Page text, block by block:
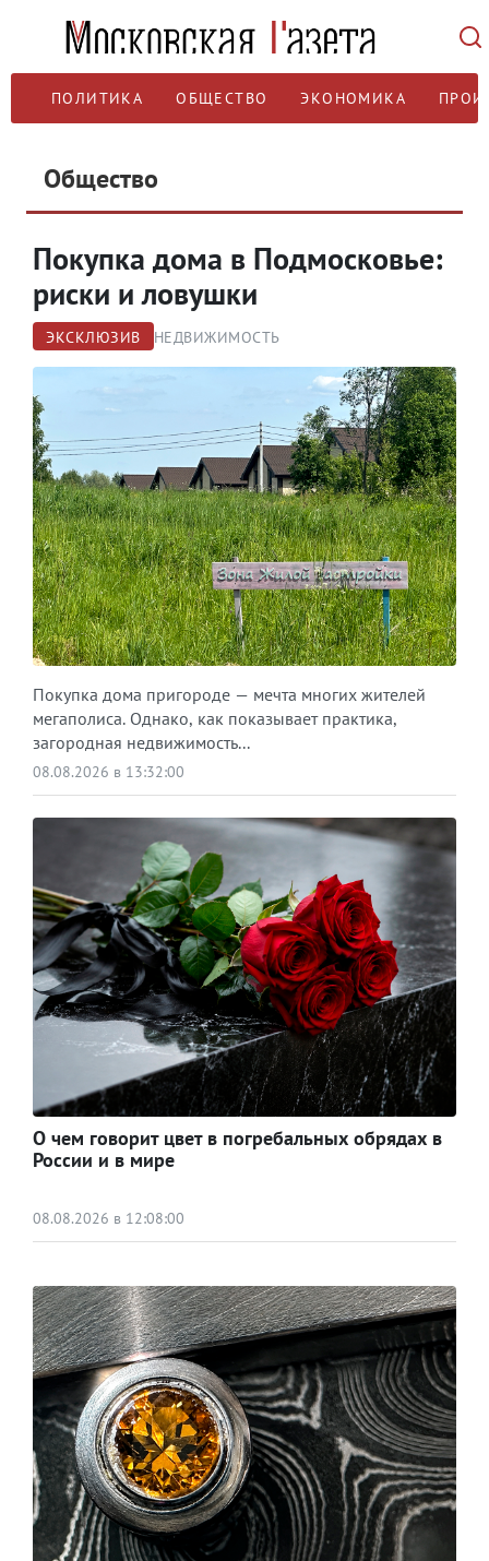
ПОЛИТИКА ОБЩЕСТВО ЭКОНОМИКА
Общество
Покупка дома в Подмосковье:
риски и ловушки
ЭКСКЛЮЗИВ НЕДВИЖИМОСТЬ
Покупка дома пригороде — мечта многих жителей
мегаполиса. Однако, как показывает практика,
загородная недвижимость...
08.08.2026 в 13:32:00
О чем говорит цвет в погребальных обрядах в
России и в мире
08.08.2026 в 12:08:00